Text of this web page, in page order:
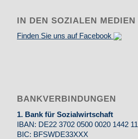
IN DEN SOZIALEN MEDIEN
Finden Sie uns auf Facebook
BANKVERBINDUNGEN
1. Bank für Sozialwirtschaft
IBAN: DE22 3702 0500 0020 1442 11
BIC: BFSWDE33XXX